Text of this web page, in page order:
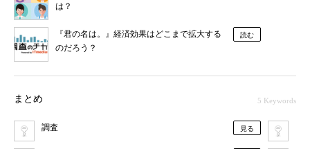
は？
『君の名は。』経済効果はどこまで拡大する
のだろう？
読む
まとめ 5 Keywords
調査 見る